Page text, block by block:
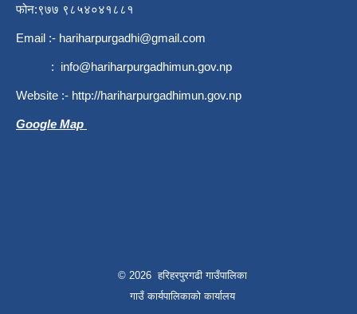
फोन:९७७ ९८५४०४१८८१
Email :- hariharpurgadhi@gmail.com
: info@hariharpurgadhimun.gov.np
Website :- http://hariharpurgadhimun.gov.np
Google Map
© 2026 हरिहरपुरगढी गाउँपालिका
गाउँ कार्यपालिकाको कार्यालय